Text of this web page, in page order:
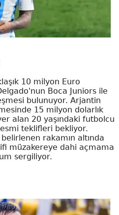
10 milyon Euro
Boca Juniors ile
bulunuyor. Arjantin
15 milyon dolarlık
alan 20 yaşındaki futbolcu
teklifleri bekliyor.
rakamın altında
müzakereye dahi açmama
sergiliyor.